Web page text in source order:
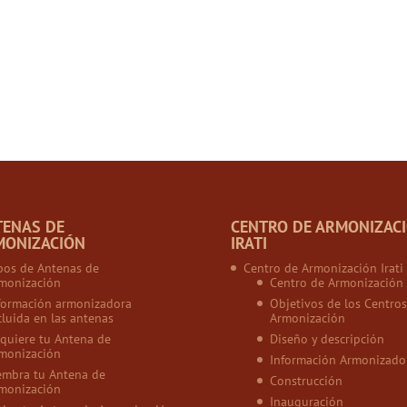
DE
de Antenas de
armonizadora
en las antenas
tu Antena de
tu Antena de
CENTRO DE
IRATI
Centro de Armonización Irati
Centro de Armonización
Objetivos de los
Armonización
Diseño y descripción
Información
Construcción
Inauguración